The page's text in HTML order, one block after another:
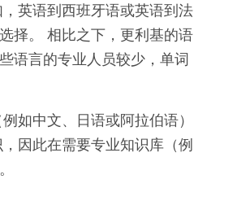
英语到西班牙语或英语到法
择。 相比之下，更利基的语
语言的专业人员较少，单词
如中文、日语或阿拉伯语）
因此在需要专业知识库（例